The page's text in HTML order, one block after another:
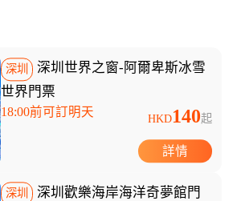
深圳
深圳世界之窗-阿爾卑斯冰雪
世界門票
18:00前可訂明天 HKD140起
詳情
深圳
深圳歡樂海岸海洋奇夢館門